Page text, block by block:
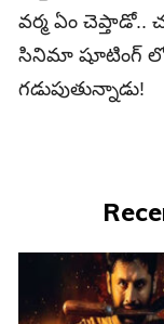
వర్మ ఏం చెప్తాడో..
సినిమా షూటింగ్
గడుపుతున్నాడు!